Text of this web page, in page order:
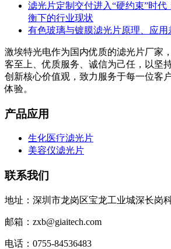
滤光片定制交付进入“硬约束”时代
衡下的行业现状
有色玻璃与镀膜滤光片原理、应
激埃特光电作为国内优质的滤光片厂家
客至上、优质服务、诚信为己任，以坚
创新核心价值观，致力服务于每一位客
体验。
产品应用
生化医疗滤光片
美容仪滤光片
联系我们
地址：深圳市龙岗区宝龙工业城深长岗
邮箱：zxb@giaitech.com
电话：0755-84536483